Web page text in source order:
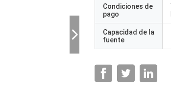
Condiciones de
pago
Capacidad de la
fuente